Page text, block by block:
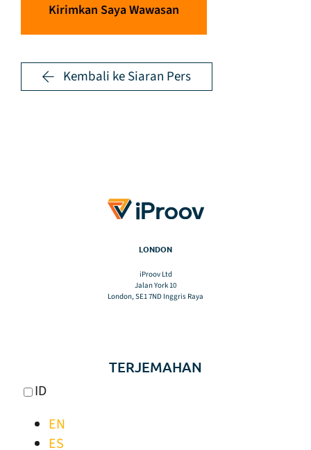
Kirimkan Saya Wawasan
Kembali ke Siaran Pers
LONDON
iProov Ltd
Jalan York 10
London, SE1 7ND Inggris Raya
TERJEMAHAN
ID
EN
ES